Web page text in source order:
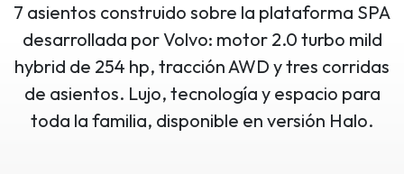
7 asientos construido sobre la plataforma SPA
desarrollada por Volvo: motor 2.0 turbo mild
hybrid de 254 hp, tracción AWD y tres corridas
de asientos. Lujo, tecnología y espacio para
toda la familia, disponible en versión Halo.